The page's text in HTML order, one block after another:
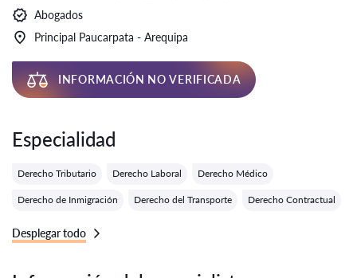
Abogados
Principal Paucarpata - Arequipa
INFORMACIÓN NO VERIFICADA
Especialidad
Derecho Tributario Derecho Laboral Derecho Médico
Derecho de Inmigración Derecho del Transporte Derecho Contractual
Desplegar todo